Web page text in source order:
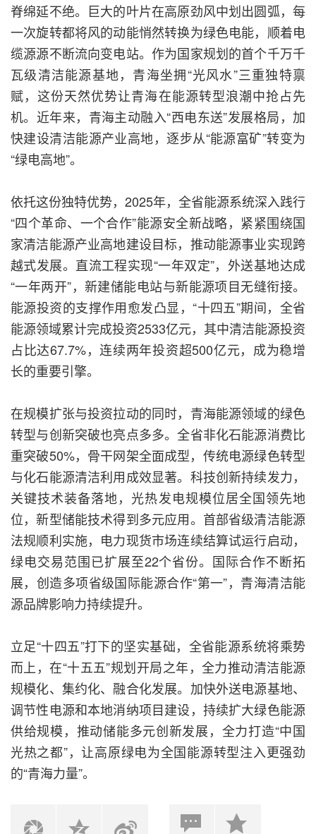
脊绵延不绝。巨大的叶片在高原劲风中划出圆弧，每
一次旋转都将风的动能悄然转换为绿色电能，顺着电
缆源源不断流向变电站。作为国家规划的首个千万千
瓦级清洁能源基地，青海坐拥“光风水”三重独特禀
赋，这份天然优势让青海在能源转型浪潮中抢占先
机。近年来，青海主动融入“西电东送”发展格局，加
快建设清洁能源产业高地，逐步从“能源富矿”转变为
“绿电高地”。
依托这份独特优势，2025年，全省能源系统深入践行
“四个革命、一个合作”能源安全新战略，紧紧围绕国
家清洁能源产业高地建设目标，推动能源事业实现跨
越式发展。直流工程实现“一年双定”，外送基地达成
“一年两开”，新建储能电站与新能源项目无缝衔接。
能源投资的支撑作用愈发凸显，“十四五”期间，全省
能源领域累计完成投资2533亿元，其中清洁能源投资
占比达67.7%，连续两年投资超500亿元，成为稳增
长的重要引擎。
在规模扩张与投资拉动的同时，青海能源领域的绿色
转型与创新突破也亮点多多。全省非化石能源消费比
重突破50%，骨干网架全面成型，传统电源绿色转型
与化石能源清洁利用成效显著。科技创新持续发力，
关键技术装备落地，光热发电规模位居全国领先地
位，新型储能技术得到多元应用。首部省级清洁能源
法规顺利实施，电力现货市场连续结算试运行启动，
绿电交易范围已扩展至22个省份。国际合作不断拓
展，创造多项省级国际能源合作“第一”，青海清洁能
源品牌影响力持续提升。
立足“十四五”打下的坚实基础，全省能源系统将乘势
而上，在“十五五”规划开局之年，全力推动清洁能源
规模化、集约化、融合化发展。加快外送电源基地、
调节性电源和本地消纳项目建设，持续扩大绿色能源
供给规模，推动储能多元创新发展，全力打造“中国
光热之都”，让高原绿电为全国能源转型注入更强劲
的“青海力量”。